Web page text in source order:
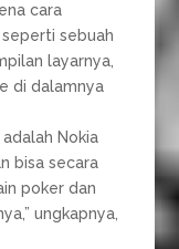
cara
sebuah
layarnya,
di dalamnya
Nokia
bisa secara
poker dan
ungkapnya,